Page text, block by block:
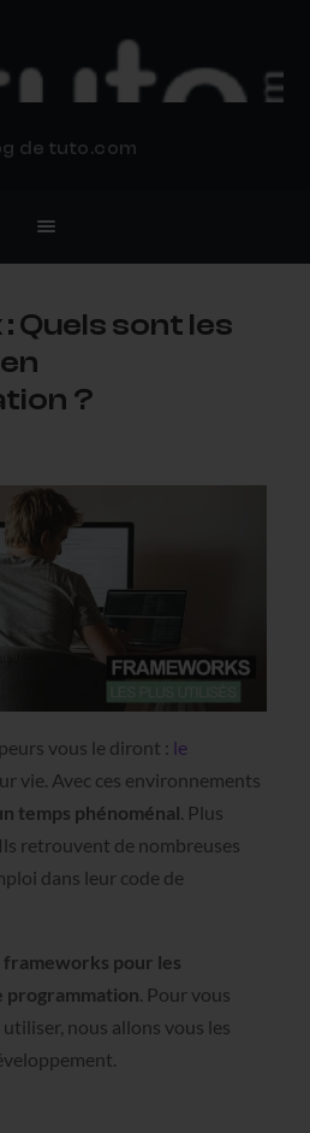
de tuto.com
Quels sont les
?
vous le diront : le
vie. Avec ces environnements
temps phénoménal. Plus
retrouvent de nombreuses
dans leur code de
pour les
programmation. Pour vous
nous allons vous les